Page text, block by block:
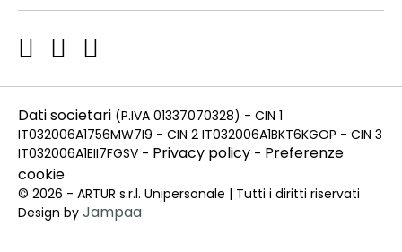
Dati societari (P.IVA 01337070328) - CIN 1
IT032006A1756MW7I9 - CIN 2 IT032006A1BKT6KGOP - CIN 3
IT032006A1EII7FGSV - Privacy policy - Preferenze
cookie
© 2026 - ARTUR s.r.l. Unipersonale | Tutti i diritti riservati
Design by Jampaa